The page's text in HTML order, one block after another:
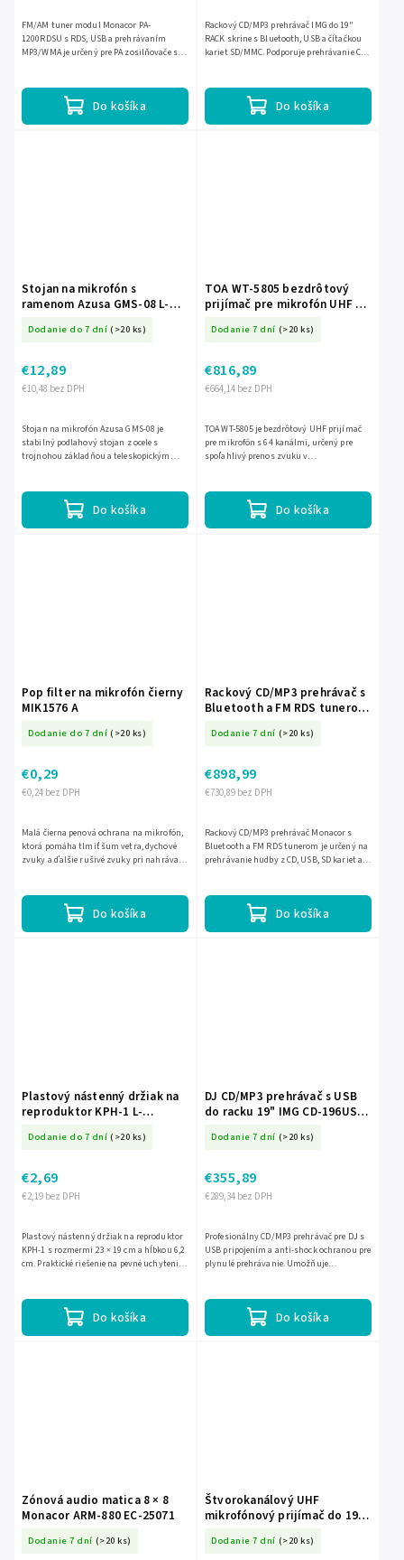
Do košíka
FM/AM tuner modul Monacor PA-
1200RDSU s RDS, USB a prehrávaním
MP3/WMA je určený pre PA zosilňovače s
Do košíka
Rackový CD/MP3 prehrávač IMG do 19"
RACK skrine s Bluetooth, USB a čítačkou
kariet SD/MMC. Podporuje prehrávanie CD,
Stojan na mikrofón s
ramenom Azusa GMS-08 L-
Dodanie do 7 dní (>20 ks)
€10,48 bez DPH
€12,89
Do košíka
Stojan na mikrofón Azusa GMS-08 je
stabilný podlahový stojan z ocele s
trojnohou základňou a teleskopickým
TOA WT-5805 bezdrôtový
prijímač pre mikrofón UHF 64
Dodanie 7 dní (>20 ks)
€664,14 bez DPH
€816,89
Do košíka
TOA WT-5805 je bezdrôtový UHF prijímač
pre mikrofón s 64 kanálmi, určený pre
spoľahlivý prenos zvuku v
Pop filter na mikrofón čierny
MIK1576 A
Dodanie do 7 dní (>20 ks)
€0,24 bez DPH
€0,29
Do košíka
Malá čierna penová ochrana na mikrofón,
ktorá pomáha tlmiť šum vetra, dychové
zvuky a ďalšie rušivé zvuky pri nahrávaní
Rackový CD/MP3 prehrávač s
Bluetooth a FM RDS tunerom
Dodanie 7 dní (>20 ks)
€730,89 bez DPH
€898,99
Do košíka
Rackový CD/MP3 prehrávač Monacor s
Bluetooth a FM RDS tunerom je určený na
prehrávanie hudby z CD, USB, SD kariet aj
Plastový nástenný držiak na
reproduktor KPH-1 L-
Dodanie do 7 dní (>20 ks)
€2,19 bez DPH
€2,69
Do košíka
Plastový nástenný držiak na reproduktor
KPH-1 s rozmermi 23 × 19 cm a hĺbkou 6,2
cm. Praktické riešenie na pevné uchytenie
DJ CD/MP3 prehrávač s USB
do racku 19" IMG CD-196USB
Dodanie 7 dní (>20 ks)
€289,34 bez DPH
€355,89
Do košíka
Profesionálny CD/MP3 prehrávač pre DJ s
USB pripojením a anti-shock ochranou pre
plynulé prehrávanie. Umožňuje
Zónová audio matica 8 × 8
Monacor ARM-880 EC-25071
Dodanie 7 dní (>20 ks)
Štvorokanálový UHF
mikrofónový prijímač do 19"
Dodanie 7 dní (>20 ks)